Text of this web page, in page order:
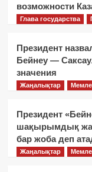
возможности
Глава государства
Президент
Бейнеу —
значения
Жаңалықтар
Президент
шақырымдық
бар жоба деп
Жаңалықтар